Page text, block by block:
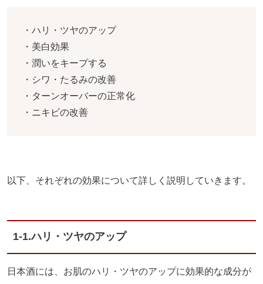
・ハリ・ツヤのアップ
・美白効果
・潤いをキープする
・シワ・たるみの改善
・ターンオーバーの正常化
・ニキビの改善
以下、それぞれの効果について詳しく説明していきます。
1-1.ハリ・ツヤのアップ
日本酒には、お肌のハリ・ツヤのアップに効果的な成分が